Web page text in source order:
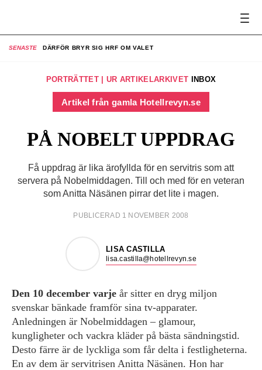
SENASTE DÄRFÖR BRYR SIG HRF OM VALET
PORTRÄTTET | UR ARTIKELARKIVET INBOX
Artikel från gamla Hotellrevyn.se
PÅ NOBELT UPPDRAG
Få uppdrag är lika ärofyllda för en servitris som att
servera på Nobelmiddagen. Till och med för en veteran
som Anitta Näsänen pirrar det lite i magen.
PUBLICERAD 1 NOVEMBER 2008
LISA CASTILLA
lisa.castilla@hotellrevyn.se
Den 10 december varje år sitter en dryg miljon
svenskar bänkade framför sina tv-apparater.
Anledningen är Nobelmiddagen – glamour,
kungligheter och vackra kläder på bästa sändningstid.
Desto färre är de lyckliga som får delta i festligheterna.
En av dem är servitrisen Anitta Näsänen. Hon har